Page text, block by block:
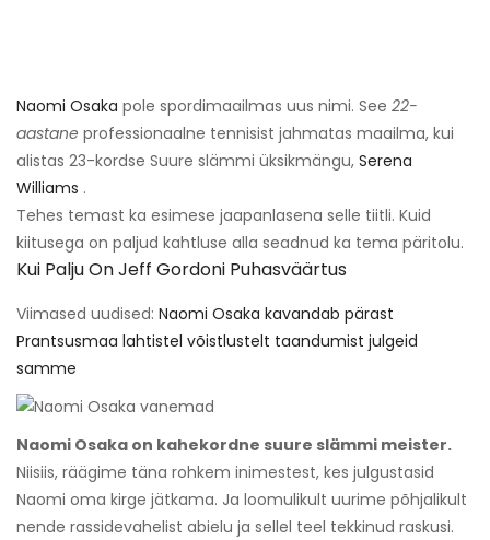
Naomi Osaka pole spordimaailmas uus nimi. See 22-
aastane professionaalne tennisist jahmatas maailma, kui
alistas 23-kordse Suure slämmi üksikmängu, Serena
Williams .
Tehes temast ka esimese jaapanlasena selle tiitli. Kuid
kiitusega on paljud kahtluse alla seadnud ka tema päritolu.
Kui Palju On Jeff Gordoni Puhasväärtus
Viimased uudised: Naomi Osaka kavandab pärast
Prantsusmaa lahtistel võistlustelt taandumist julgeid
samme
Naomi Osaka on kahekordne suure slämmi meister.
Niisiis, räägime täna rohkem inimestest, kes julgustasid
Naomi oma kirge jätkama. Ja loomulikult uurime põhjalikult
nende rassidevahelist abielu ja sellel teel tekkinud raskusi.